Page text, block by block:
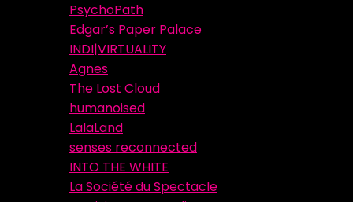
PsychoPath
Edgar’s Paper Palace
INDI|VIRTUALITY
Agnes
The Lost Cloud
humanoised
LalaLand
senses reconnected
INTO THE WHITE
La Société du Spectacle